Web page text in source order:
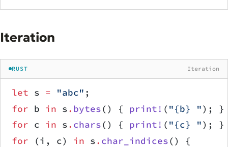
Iteration
RUST Iteration
let s = "abc" ;
for b in s. bytes() { print! ( "{b} "
for c in s. chars() { print! ( "{c} "
for (i, c) in s. char_indices() {